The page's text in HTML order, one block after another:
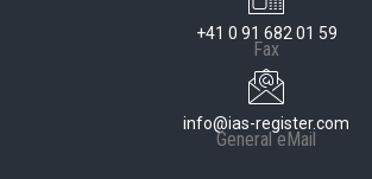
+41 0 91 682 01 59
Fax
info@ias-register.com
General eMail